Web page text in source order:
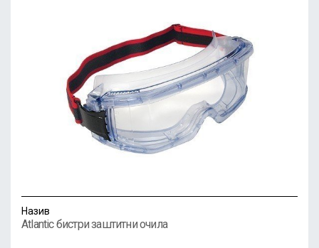
Назив
Atlantic бистри заштитни очила